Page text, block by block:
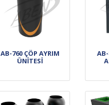
AB-760 ÇÖP AYRIM
ÜNİTESİ
AB-